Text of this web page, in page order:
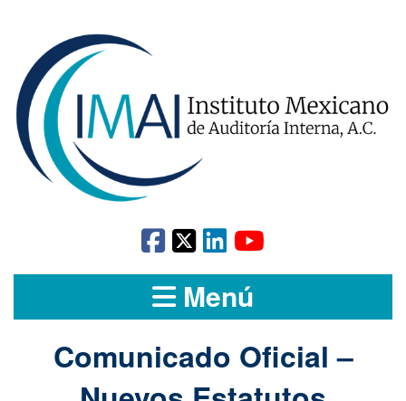
Menú
Comunicado Oficial –